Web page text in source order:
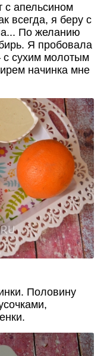
апельсином
всегда, я беру с
По желанию
Я пробовала
сухим молотым
начинка мне
Половину